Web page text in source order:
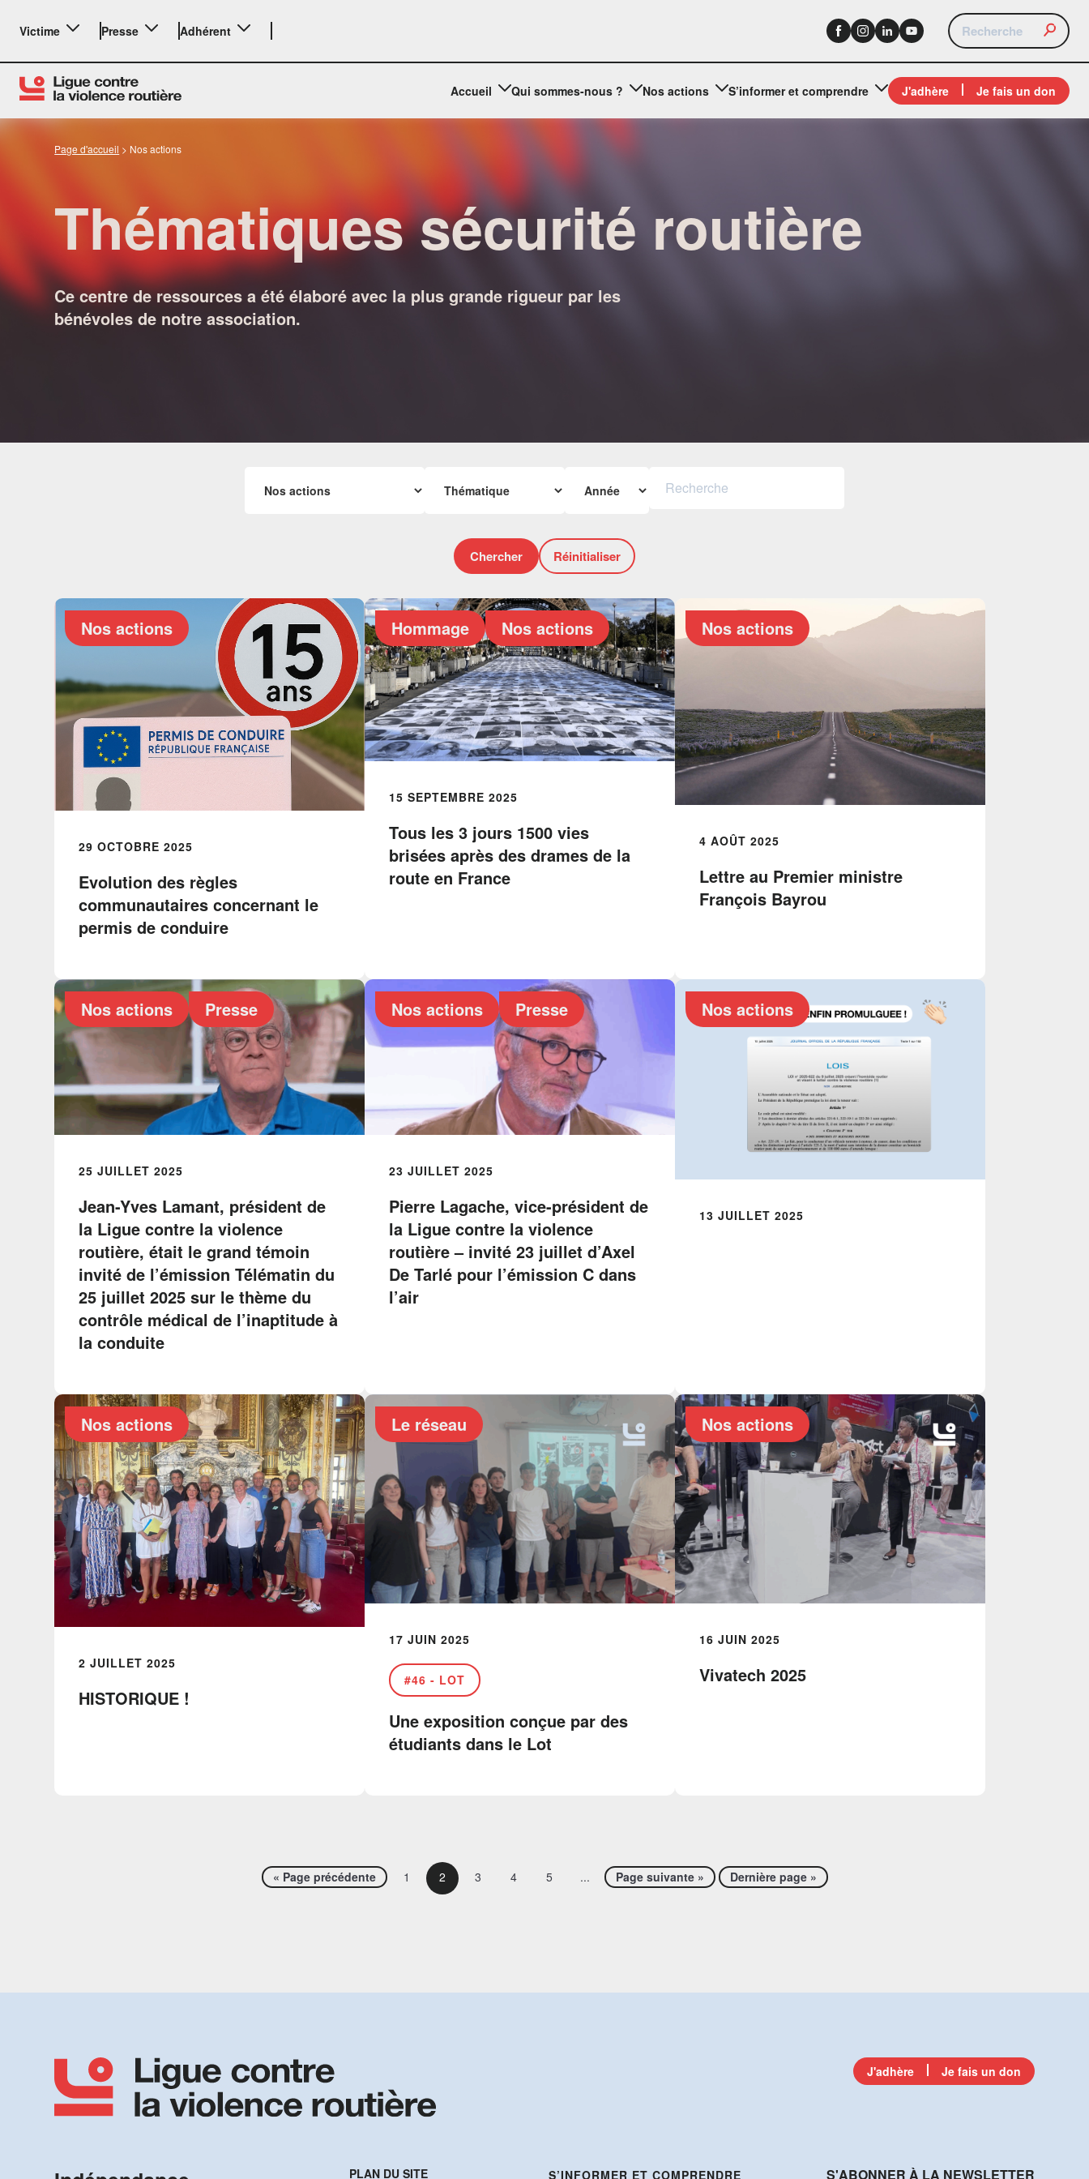
Victime Presse Adhérent
Accueil Qui sommes-nous ? Nos actions S’informer et comprendre J'adhère Je fais un don
Page d'accueil > Nos actions
Thématiques sécurité routière
Ce centre de ressources a été élaboré avec la plus grande rigueur par les
bénévoles de notre association.
Chercher Réinitialiser
Nos actions
29 OCTOBRE 2025
Evolution des règles
communautaires concernant le
permis de conduire
Hommage Nos actions
15 SEPTEMBRE 2025
Tous les 3 jours 1500 vies
brisées après des drames de la
route en France
Nos actions
4 AOÛT 2025
Lettre au Premier ministre
François Bayrou
Nos actions Presse
25 JUILLET 2025
Jean-Yves Lamant, président de
la Ligue contre la violence
routière, était le grand témoin
invité de l’émission Télématin du
25 juillet 2025 sur le thème du
contrôle médical de l’inaptitude à
la conduite
Nos actions Presse
23 JUILLET 2025
Pierre Lagache, vice-président de
la Ligue contre la violence
routière – invité 23 juillet d’Axel
De Tarlé pour l’émission C dans
l’air
Nos actions
13 JUILLET 2025
Nos actions
2 JUILLET 2025
HISTORIQUE !
Le réseau
17 JUIN 2025
46 - LOT
Une exposition conçue par des
étudiants dans le Lot
Nos actions
16 JUIN 2025
Vivatech 2025
« Page précédente 1 2 3 4 5 ... Page suivante » Dernière page »
J'adhère Je fais un don
PLAN DU SITE S’INFORMER ET COMPRENDRE S'ABONNER À LA NEWSLETTER